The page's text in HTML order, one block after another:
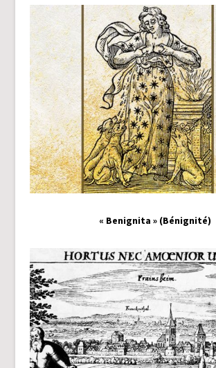
« Benignita » (Bénignité)